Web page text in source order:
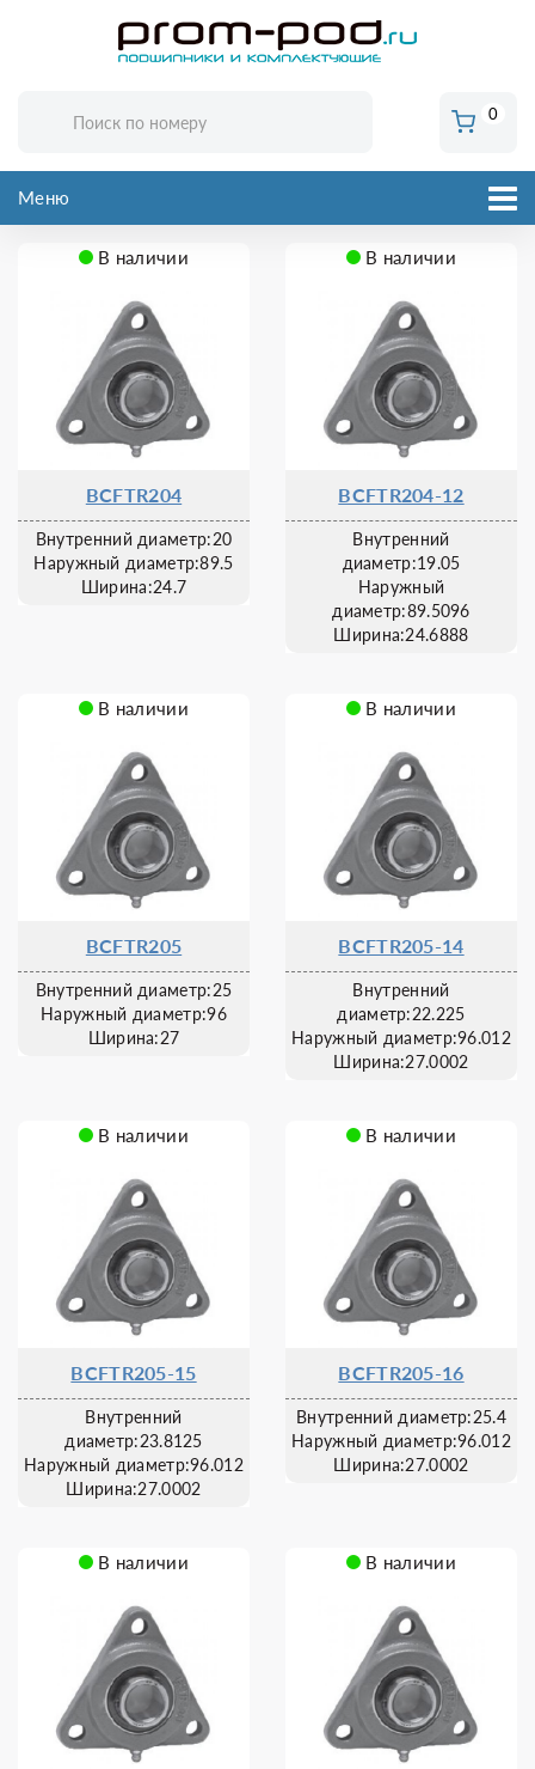
0
Меню
В наличии
BCFTR204
Внутренний диаметр:20
Наружный диаметр:89.5
Ширина:24.7
В наличии
BCFTR204-12
Внутренний
диаметр:19.05
Наружный
диаметр:89.5096
Ширина:24.6888
В наличии
BCFTR205
Внутренний диаметр:25
Наружный диаметр:96
Ширина:27
В наличии
BCFTR205-14
Внутренний
диаметр:22.225
Наружный диаметр:96.012
Ширина:27.0002
В наличии
BCFTR205-15
Внутренний
диаметр:23.8125
Наружный диаметр:96.012
Ширина:27.0002
В наличии
BCFTR205-16
Внутренний диаметр:25.4
Наружный диаметр:96.012
Ширина:27.0002
В наличии В наличии